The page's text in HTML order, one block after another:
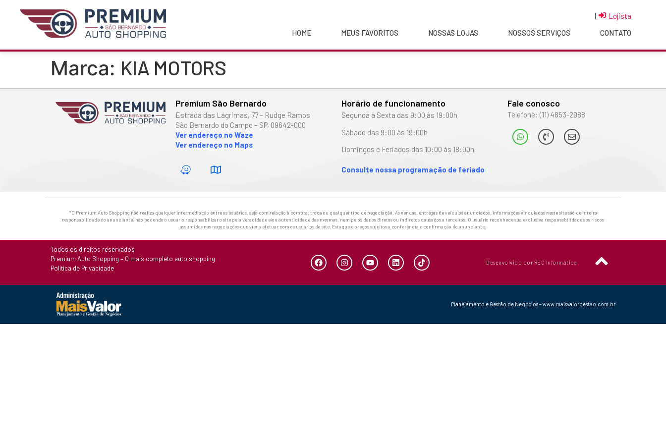
|
Lojista
HOME
MEUS FAVORITOS NOSSAS LOJAS NOSSOS SERVIÇOS CONTATO
Marca: KIA MOTORS
Premium São Bernardo
Estrada das Lágrimas, 77 – Rudge Ramos
São Bernardo do Campo – SP, 09642-000
Ver endereço no Waze
Ver endereço no Maps
Horário de funcionamento
Segunda à Sexta das 9:00 às 19:00h
Sábado das 9:00 às 19:00h
Domingos e Feriados das 10:00 às 18:00h
Consulte nossa programação de feriado
Fale conosco
Telefone: (11) 4853-2988
*O Premium Auto Shopping não realiza qualquer intermediação entre os usuários, seja com relação à compra, troca ou qualquer tipo de negociação. As vendas, entregas de veículos anunciados, informações vinculadas neste site são de inteira
responsabilidade do anunciante, não podendo o usuário responsabilizar o site pela veracidade e/ou autenticidade das mesmas, nem pelos danos diretos ou indiretos causados a terceiros. O usuário reconhece sua exclusiva responsabilidade aos riscos
assumidos nas negociações que vier a efetuar com os usuários do site. Estoque e preços sujeitos a conferência e confirmação do anunciante.
Todos os direitos reservados
Premium Auto Shopping – O mais completo auto shopping
Política de Privacidade
Desenvolvido por REC Informática
Planejamento e Gestão de Negócios – www.maisvalorgestao.com.br